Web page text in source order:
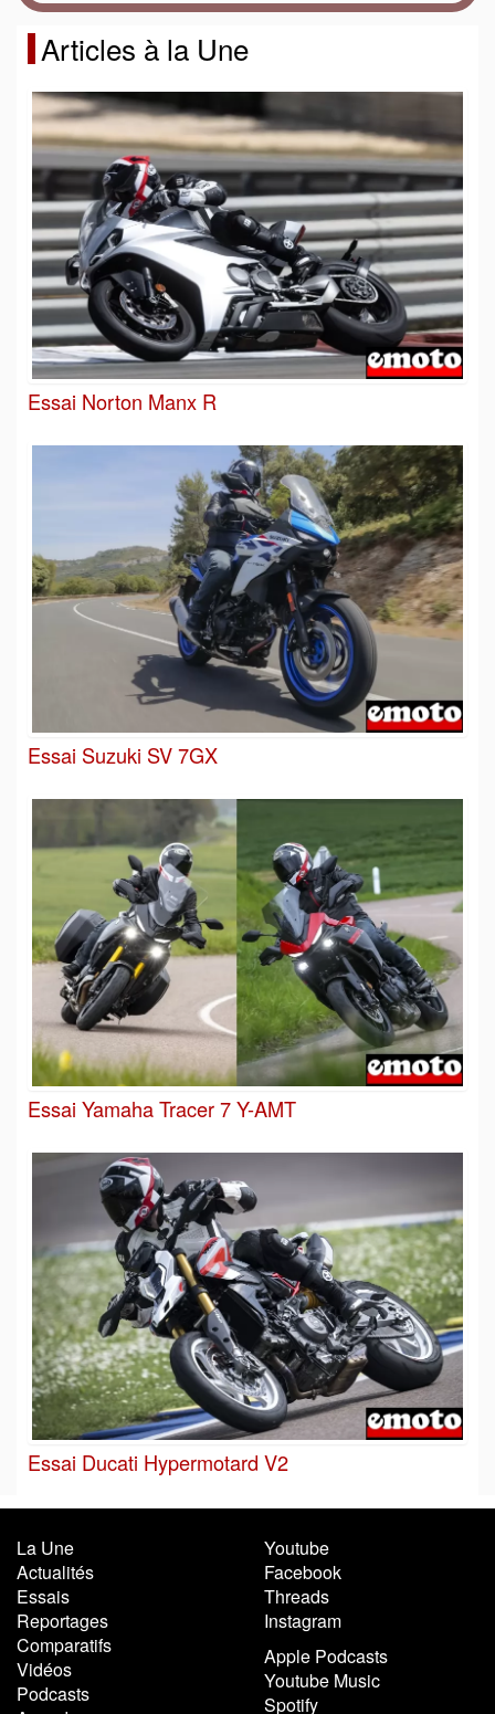
Articles à la Une
Essai Norton Manx R
Essai Suzuki SV 7GX
Essai Yamaha Tracer 7 Y-AMT
Essai Ducati Hypermotard V2
La Une
Actualités
Essais
Reportages
Comparatifs
Vidéos
Podcasts
Youtube
Facebook
Threads
Instagram
Apple Podcasts
Youtube Music
Spotify